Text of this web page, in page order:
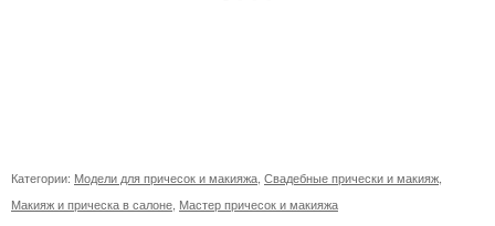
Категории: Модели для причесок и макияжа Свадебные прически и макияж
Макияж и прическа в салоне Мастер причесок и макияжа